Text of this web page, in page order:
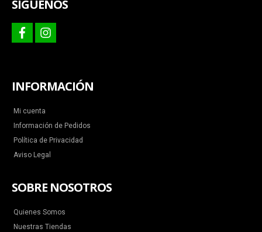
SIGUENOS
facebookinstagram
INFORMACIÓN
Mi cuenta
Información de Pedidos
Política de Privacidad
Aviso Legal
SOBRE NOSOTROS
Quienes Somos
Nuestras Tiendas